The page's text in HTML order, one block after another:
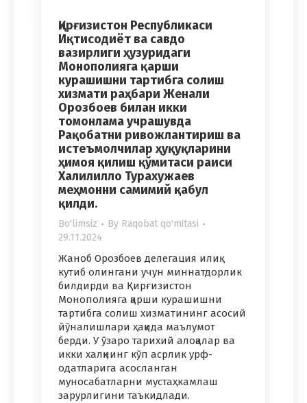
Қирғизистон Республикаси
Иқтисодиёт ва савдо
вазирлиги ҳузуридаги
Монополияга қарши
курашишни тартибга солиш
хизмати раҳбари Женали
Орозбоев билан икки
томонлама учрашувда
Рақобатни ривожлантириш ва
истеъмолчилар ҳуқуқларини
ҳимоя қилиш қўмитаси раиси
Халилилло Турахужаев
меҳмонни самимий қабул
қилди.
Bo'limsiz By Raqobat qo'mitasi
29.11.2024
Жаноб Орозбоев делегация илиқ
кутиб олингани учун миннатдорлик
билдирди ва Қирғизистон
Монополияга қарши курашишни
тартибга солиш хизматининг асосий
йўналишлари ҳақида маълумот
берди. У ўзаро тарихий алоқалар ва
икки халқнинг кўп асрлик урф-
одатларига асосланган
муносабатларни мустаҳкамлаш
зарурлигини таъкидлади.